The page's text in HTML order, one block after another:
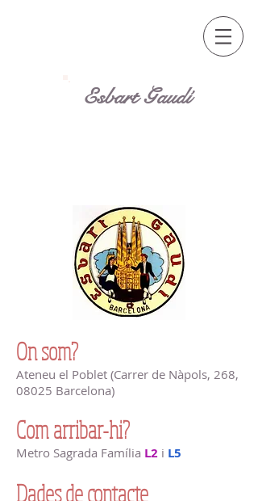
Esbart Gaudí
On som?
Ateneu el Poblet (Carrer de Nàpols, 268,
08025 Barcelona)
Com arribar-hi?
Metro Sagrada Família L2 i L5
Dades de contacte